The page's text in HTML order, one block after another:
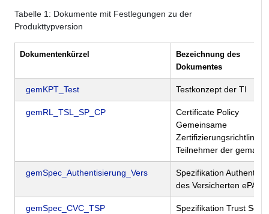
Tabelle 1: Dokumente mit Festlegungen zu der
Produkttypversion
Dokumentenkürzel
Bezeichnung des
Dokumentes
gemKPT_Test Testkonzept der TI
gemRL_TSL_SP_CP
Certificate Policy
Gemeinsame
Zertifizierungsrichtlinie
Teilnehmer der
gemSpec_Authentisierung_Vers
Spezifikation
des Versicherten ePA
gemSpec_CVC_TSP
Spezifikation Trust